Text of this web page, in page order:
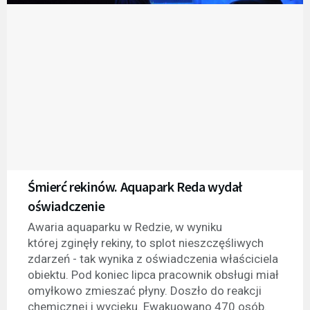
Śmierć rekinów. Aquapark Reda wydał
oświadczenie
Awaria aquaparku w Redzie, w wyniku
której zginęły rekiny, to splot nieszczęśliwych
zdarzeń - tak wynika z oświadczenia właściciela
obiektu. Pod koniec lipca pracownik obsługi miał
omyłkowo zmieszać płyny. Doszło do reakcji
chemicznej i wycieku. Ewakuowano 470 osób.